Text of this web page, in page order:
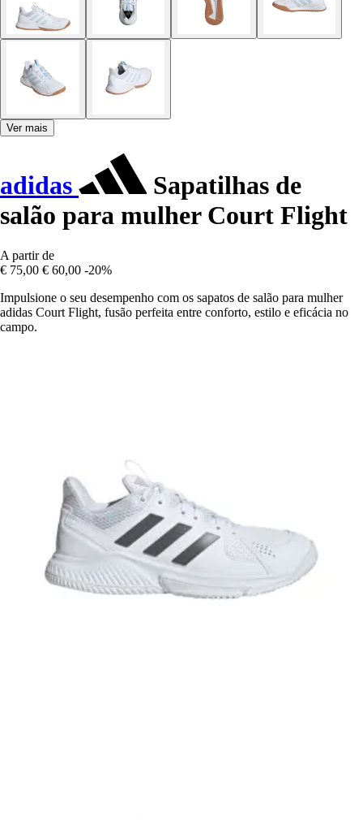
Ver mais
adidas
Sapatilhas de
salão para mulher Court Flight
A partir de
€ 75,00 € 60,00 -20%
Impulsione o seu desempenho com os sapatos de salão para mulher
adidas Court Flight, fusão perfeita entre conforto, estilo e eficácia no
campo.